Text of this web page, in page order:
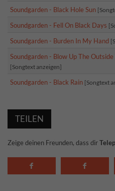
Soundgarden - Black Hole Sun
Soundgarden - Fell On Black Days
Soundgarden - Burden In My Hand
Soundgarden - Blow Up The
[Songtext anzeigen]
Soundgarden - Black Rain [Songtext
TEILEN
Zeige deinen Freunden, dass dir